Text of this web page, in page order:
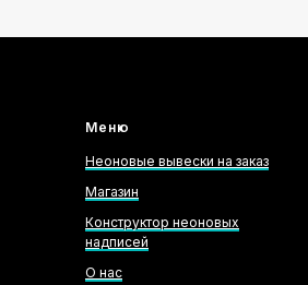
Меню
Неоновые вывески на заказ
Магазин
Конструктор неоновых
надписей
О нас